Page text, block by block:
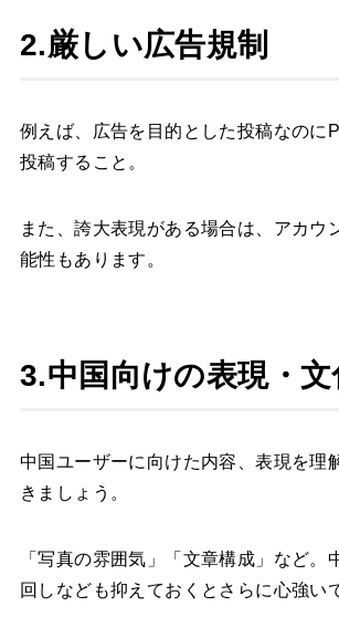
2.厳しい広告規制
例えば、広告を目的とした投稿なのに
投稿すること。
また、誇大表現がある場合は、アカウ
能性もあります。
3.中国向けの表現・
中国ユーザーに向けた内容、表現を理
きましょう。
「写真の雰囲気」「文章構成」など。
回しなども抑えておくとさらに心強い